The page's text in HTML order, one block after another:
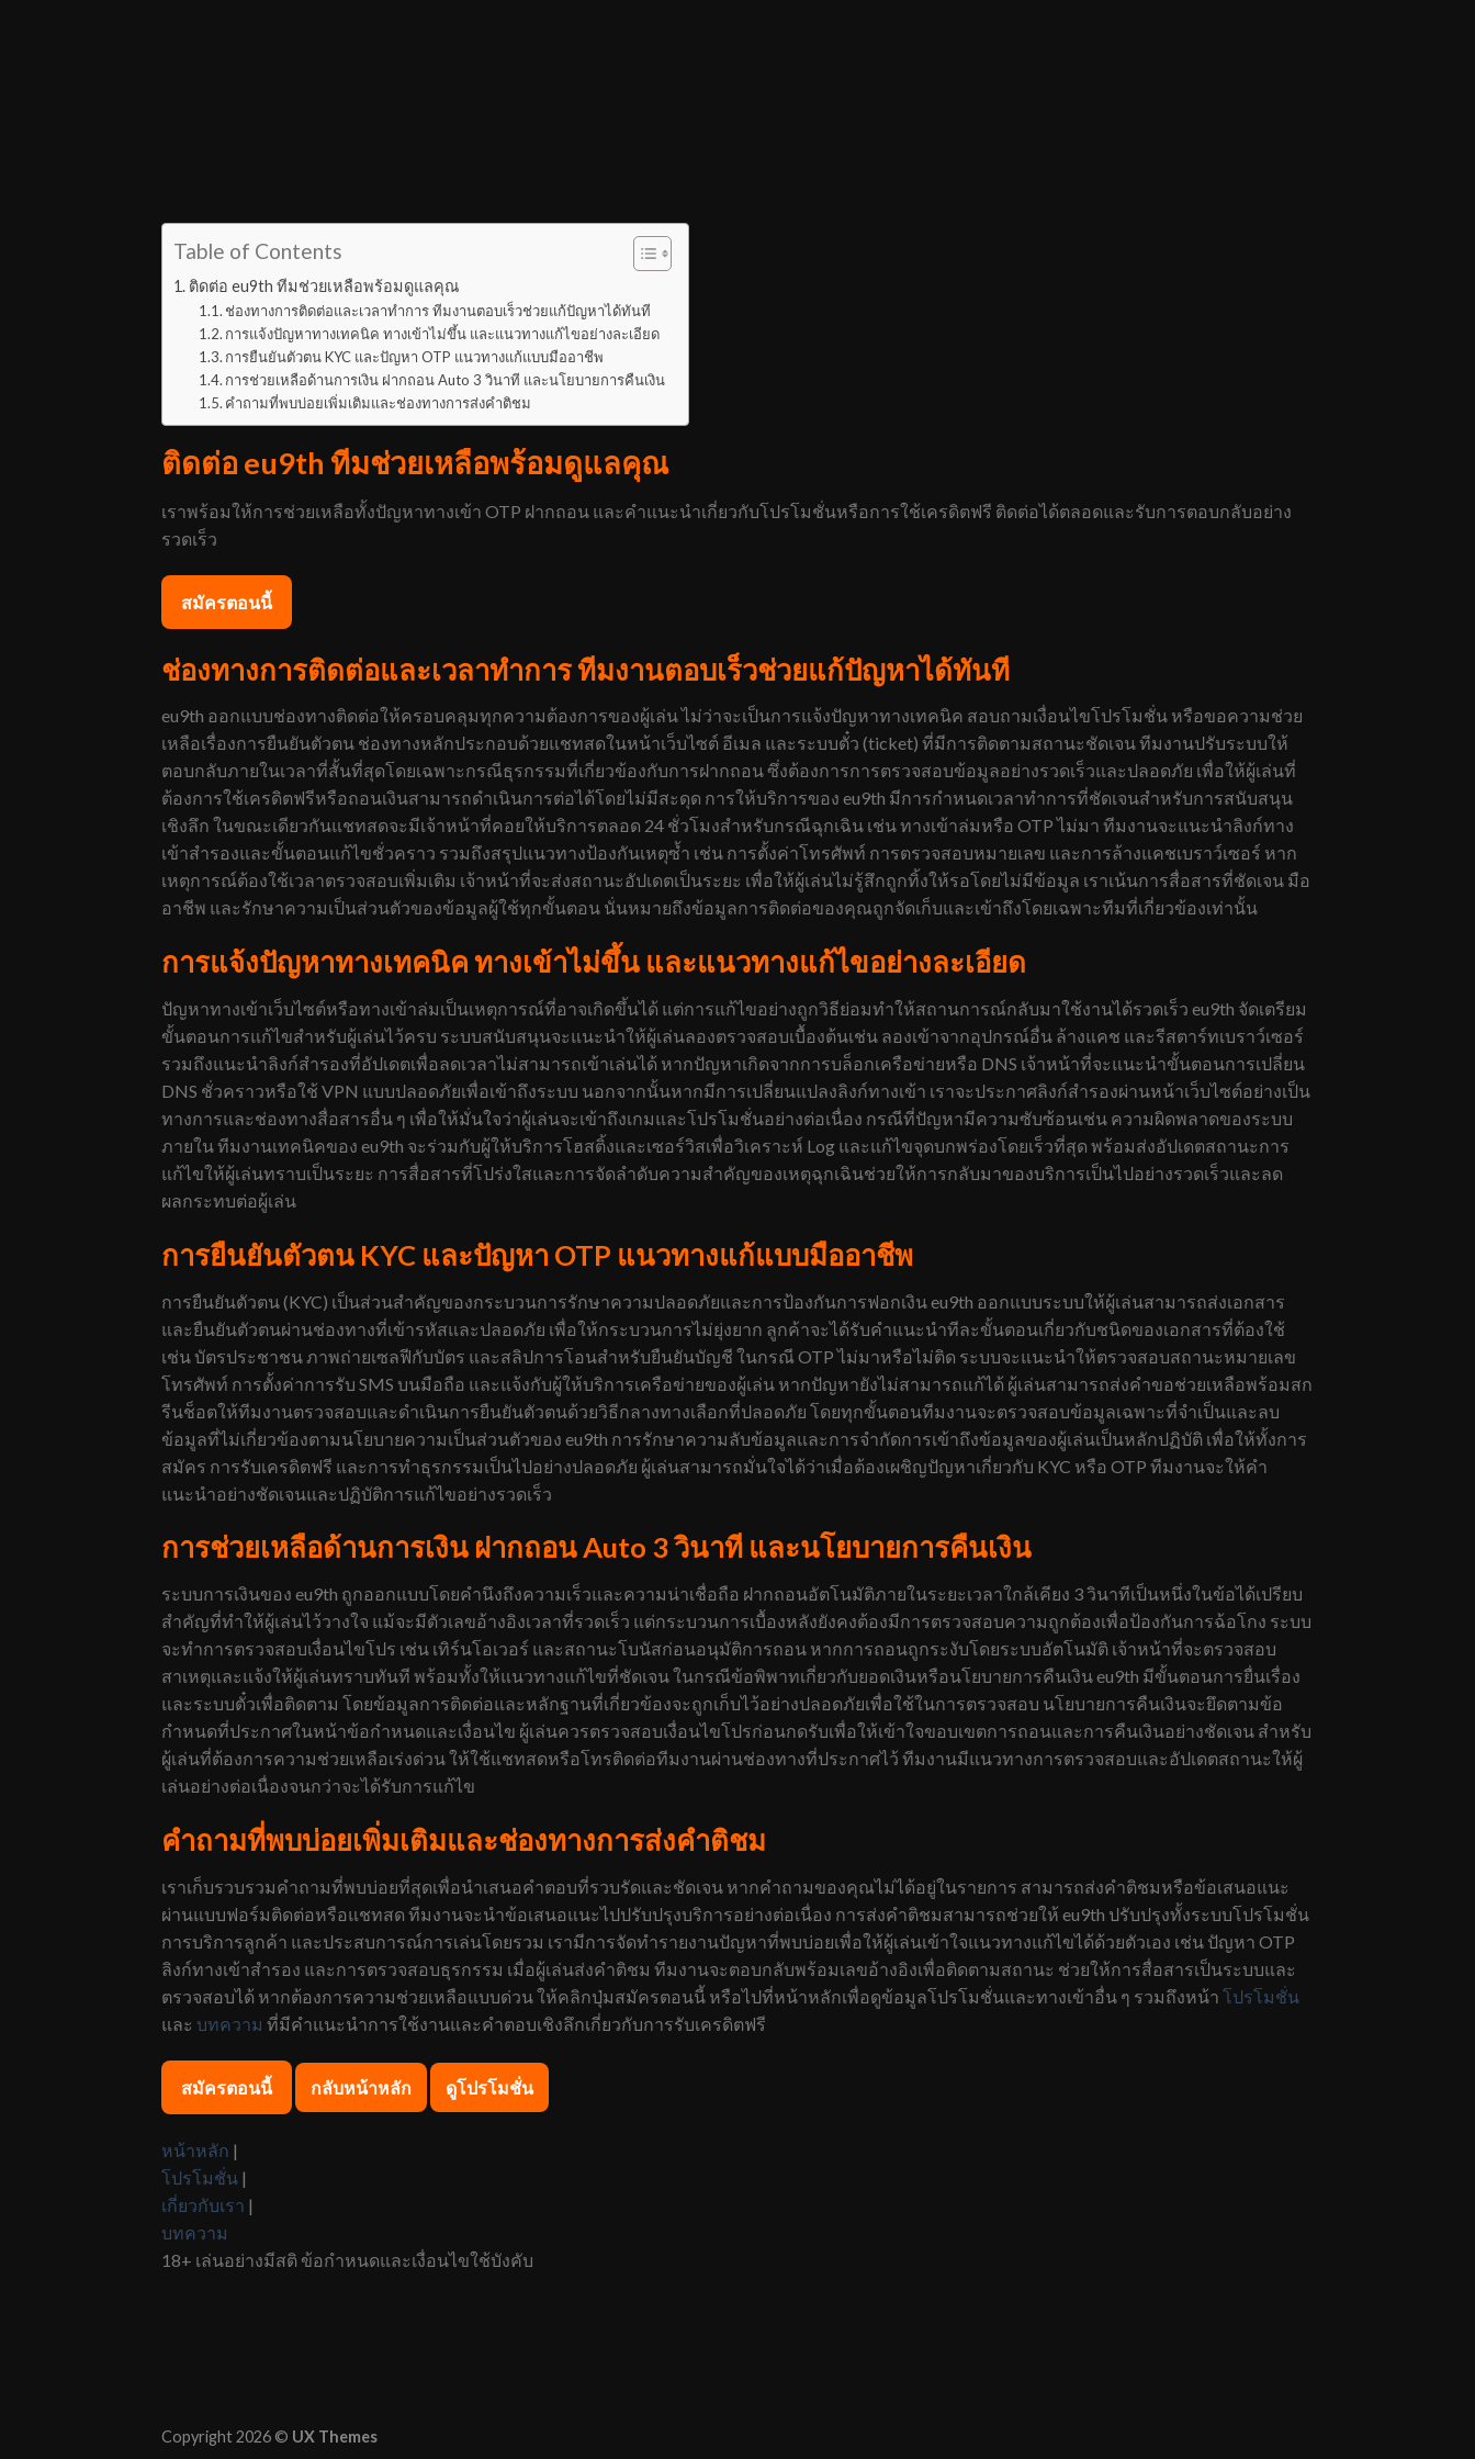
Table of Contents
ติดต่อ eu9th ทีมช่วยเหลือพร้อมดูแลคุณ
ช่องทางการติดต่อและเวลาทำการ ทีมงานตอบเร็วช่วยแก้ปัญหาได้ทันที
การแจ้งปัญหาทางเทคนิค ทางเข้าไม่ขึ้น และแนวทางแก้ไขอย่างละเอียด
การยืนยันตัวตน KYC และปัญหา OTP แนวทางแก้แบบมืออาชีพ
การช่วยเหลือด้านการเงิน ฝากถอน Auto 3 วินาที และนโยบายการคืนเงิน
คำถามที่พบบ่อยเพิ่มเติมและช่องทางการส่งคำติชม
ติดต่อ eu9th ทีมช่วยเหลือพร้อมดูแลคุณ
เราพร้อมให้การช่วยเหลือทั้งปัญหาทางเข้า OTP ฝากถอน และคำแนะนำเกี่ยวกับโปรโมชั่นหรือการใช้เครดิตฟรี ติดต่อได้ตลอดและรับการตอบกลับอย่าง
รวดเร็ว
สมัครตอนนี้
ช่องทางการติดต่อและเวลาทำการ ทีมงานตอบเร็วช่วยแก้ปัญหาได้ทันที
eu9th ออกแบบช่องทางติดต่อให้ครอบคลุมทุกความต้องการของผู้เล่น ไม่ว่าจะเป็นการแจ้งปัญหาทางเทคนิค สอบถามเงื่อนไขโปรโมชั่น หรือขอความช่วย
เหลือเรื่องการยืนยันตัวตน ช่องทางหลักประกอบด้วยแชทสดในหน้าเว็บไซต์ อีเมล และระบบตั๋ว (ticket) ที่มีการติดตามสถานะชัดเจน ทีมงานปรับระบบให้
ตอบกลับภายในเวลาที่สั้นที่สุดโดยเฉพาะกรณีธุรกรรมที่เกี่ยวข้องกับการฝากถอน ซึ่งต้องการการตรวจสอบข้อมูลอย่างรวดเร็วและปลอดภัย เพื่อให้ผู้เล่นที่
ต้องการใช้เครดิตฟรีหรือถอนเงินสามารถดำเนินการต่อได้โดยไม่มีสะดุด การให้บริการของ eu9th มีการกำหนดเวลาทำการที่ชัดเจนสำหรับการสนับสนุน
เชิงลึก ในขณะเดียวกันแชทสดจะมีเจ้าหน้าที่คอยให้บริการตลอด 24 ชั่วโมงสำหรับกรณีฉุกเฉิน เช่น ทางเข้าล่มหรือ OTP ไม่มา ทีมงานจะแนะนำลิงก์ทาง
เข้าสำรองและขั้นตอนแก้ไขชั่วคราว รวมถึงสรุปแนวทางป้องกันเหตุซ้ำ เช่น การตั้งค่าโทรศัพท์ การตรวจสอบหมายเลข และการล้างแคชเบราว์เซอร์ หาก
เหตุการณ์ต้องใช้เวลาตรวจสอบเพิ่มเติม เจ้าหน้าที่จะส่งสถานะอัปเดตเป็นระยะ เพื่อให้ผู้เล่นไม่รู้สึกถูกทิ้งให้รอโดยไม่มีข้อมูล เราเน้นการสื่อสารที่ชัดเจน มือ
อาชีพ และรักษาความเป็นส่วนตัวของข้อมูลผู้ใช้ทุกขั้นตอน นั่นหมายถึงข้อมูลการติดต่อของคุณถูกจัดเก็บและเข้าถึงโดยเฉพาะทีมที่เกี่ยวข้องเท่านั้น
การแจ้งปัญหาทางเทคนิค ทางเข้าไม่ขึ้น และแนวทางแก้ไขอย่างละเอียด
ปัญหาทางเข้าเว็บไซต์หรือทางเข้าล่มเป็นเหตุการณ์ที่อาจเกิดขึ้นได้ แต่การแก้ไขอย่างถูกวิธีย่อมทำให้สถานการณ์กลับมาใช้งานได้รวดเร็ว eu9th จัดเตรียม
ขั้นตอนการแก้ไขสำหรับผู้เล่นไว้ครบ ระบบสนับสนุนจะแนะนำให้ผู้เล่นลองตรวจสอบเบื้องต้นเช่น ลองเข้าจากอุปกรณ์อื่น ล้างแคช และรีสตาร์ทเบราว์เซอร์
รวมถึงแนะนำลิงก์สำรองที่อัปเดตเพื่อลดเวลาไม่สามารถเข้าเล่นได้ หากปัญหาเกิดจากการบล็อกเครือข่ายหรือ DNS เจ้าหน้าที่จะแนะนำขั้นตอนการเปลี่ยน
DNS ชั่วคราวหรือใช้ VPN แบบปลอดภัยเพื่อเข้าถึงระบบ นอกจากนั้นหากมีการเปลี่ยนแปลงลิงก์ทางเข้า เราจะประกาศลิงก์สำรองผ่านหน้าเว็บไซต์อย่างเป็น
ทางการและช่องทางสื่อสารอื่น ๆ เพื่อให้มั่นใจว่าผู้เล่นจะเข้าถึงเกมและโปรโมชั่นอย่างต่อเนื่อง กรณีที่ปัญหามีความซับซ้อนเช่น ความผิดพลาดของระบบ
ภายใน ทีมงานเทคนิคของ eu9th จะร่วมกับผู้ให้บริการโฮสติ้งและเซอร์วิสเพื่อวิเคราะห์ Log และแก้ไขจุดบกพร่องโดยเร็วที่สุด พร้อมส่งอัปเดตสถานะการ
แก้ไขให้ผู้เล่นทราบเป็นระยะ การสื่อสารที่โปร่งใสและการจัดลำดับความสำคัญของเหตุฉุกเฉินช่วยให้การกลับมาของบริการเป็นไปอย่างรวดเร็วและลด
ผลกระทบต่อผู้เล่น
การยืนยันตัวตน KYC และปัญหา OTP แนวทางแก้แบบมืออาชีพ
การยืนยันตัวตน (KYC) เป็นส่วนสำคัญของกระบวนการรักษาความปลอดภัยและการป้องกันการฟอกเงิน eu9th ออกแบบระบบให้ผู้เล่นสามารถส่งเอกสาร
และยืนยันตัวตนผ่านช่องทางที่เข้ารหัสและปลอดภัย เพื่อให้กระบวนการไม่ยุ่งยาก ลูกค้าจะได้รับคำแนะนำทีละขั้นตอนเกี่ยวกับชนิดของเอกสารที่ต้องใช้
เช่น บัตรประชาชน ภาพถ่ายเซลฟีกับบัตร และสลิปการโอนสำหรับยืนยันบัญชี ในกรณี OTP ไม่มาหรือไม่ติด ระบบจะแนะนำให้ตรวจสอบสถานะหมายเลข
โทรศัพท์ การตั้งค่าการรับ SMS บนมือถือ และแจ้งกับผู้ให้บริการเครือข่ายของผู้เล่น หากปัญหายังไม่สามารถแก้ได้ ผู้เล่นสามารถส่งคำขอช่วยเหลือพร้อมสก
รีนช็อตให้ทีมงานตรวจสอบและดำเนินการยืนยันตัวตนด้วยวิธีกลางทางเลือกที่ปลอดภัย โดยทุกขั้นตอนทีมงานจะตรวจสอบข้อมูลเฉพาะที่จำเป็นและลบ
ข้อมูลที่ไม่เกี่ยวข้องตามนโยบายความเป็นส่วนตัวของ eu9th การรักษาความลับข้อมูลและการจำกัดการเข้าถึงข้อมูลของผู้เล่นเป็นหลักปฏิบัติ เพื่อให้ทั้งการ
สมัคร การรับเครดิตฟรี และการทำธุรกรรมเป็นไปอย่างปลอดภัย ผู้เล่นสามารถมั่นใจได้ว่าเมื่อต้องเผชิญปัญหาเกี่ยวกับ KYC หรือ OTP ทีมงานจะให้คำ
แนะนำอย่างชัดเจนและปฏิบัติการแก้ไขอย่างรวดเร็ว
การช่วยเหลือด้านการเงิน ฝากถอน Auto 3 วินาที และนโยบายการคืนเงิน
ระบบการเงินของ eu9th ถูกออกแบบโดยคำนึงถึงความเร็วและความน่าเชื่อถือ ฝากถอนอัตโนมัติภายในระยะเวลาใกล้เคียง 3 วินาทีเป็นหนึ่งในข้อได้เปรียบ
สำคัญที่ทำให้ผู้เล่นไว้วางใจ แม้จะมีตัวเลขอ้างอิงเวลาที่รวดเร็ว แต่กระบวนการเบื้องหลังยังคงต้องมีการตรวจสอบความถูกต้องเพื่อป้องกันการฉ้อโกง ระบบ
จะทำการตรวจสอบเงื่อนไขโปร เช่น เทิร์นโอเวอร์ และสถานะโบนัสก่อนอนุมัติการถอน หากการถอนถูกระงับโดยระบบอัตโนมัติ เจ้าหน้าที่จะตรวจสอบ
สาเหตุและแจ้งให้ผู้เล่นทราบทันที พร้อมทั้งให้แนวทางแก้ไขที่ชัดเจน ในกรณีข้อพิพาทเกี่ยวกับยอดเงินหรือนโยบายการคืนเงิน eu9th มีขั้นตอนการยื่นเรื่อง
และระบบตั๋วเพื่อติดตาม โดยข้อมูลการติดต่อและหลักฐานที่เกี่ยวข้องจะถูกเก็บไว้อย่างปลอดภัยเพื่อใช้ในการตรวจสอบ นโยบายการคืนเงินจะยึดตามข้อ
กำหนดที่ประกาศในหน้าข้อกำหนดและเงื่อนไข ผู้เล่นควรตรวจสอบเงื่อนไขโปรก่อนกดรับเพื่อให้เข้าใจขอบเขตการถอนและการคืนเงินอย่างชัดเจน สำหรับ
ผู้เล่นที่ต้องการความช่วยเหลือเร่งด่วน ให้ใช้แชทสดหรือโทรติดต่อทีมงานผ่านช่องทางที่ประกาศไว้ ทีมงานมีแนวทางการตรวจสอบและอัปเดตสถานะให้ผู้
เล่นอย่างต่อเนื่องจนกว่าจะได้รับการแก้ไข
คำถามที่พบบ่อยเพิ่มเติมและช่องทางการส่งคำติชม
เราเก็บรวบรวมคำถามที่พบบ่อยที่สุดเพื่อนำเสนอคำตอบที่รวบรัดและชัดเจน หากคำถามของคุณไม่ได้อยู่ในรายการ สามารถส่งคำติชมหรือข้อเสนอแนะ
ผ่านแบบฟอร์มติดต่อหรือแชทสด ทีมงานจะนำข้อเสนอแนะไปปรับปรุงบริการอย่างต่อเนื่อง การส่งคำติชมสามารถช่วยให้ eu9th ปรับปรุงทั้งระบบโปรโมชั่น
การบริการลูกค้า และประสบการณ์การเล่นโดยรวม เรามีการจัดทำรายงานปัญหาที่พบบ่อยเพื่อให้ผู้เล่นเข้าใจแนวทางแก้ไขได้ด้วยตัวเอง เช่น ปัญหา OTP
ลิงก์ทางเข้าสำรอง และการตรวจสอบธุรกรรม เมื่อผู้เล่นส่งคำติชม ทีมงานจะตอบกลับพร้อมเลขอ้างอิงเพื่อติดตามสถานะ ช่วยให้การสื่อสารเป็นระบบและ
ตรวจสอบได้ หากต้องการความช่วยเหลือแบบด่วน ให้คลิกปุ่มสมัครตอนนี้ หรือไปที่หน้าหลักเพื่อดูข้อมูลโปรโมชั่นและทางเข้าอื่น ๆ รวมถึงหน้า โปรโมชั่น
และ บทความ ที่มีคำแนะนำการใช้งานและคำตอบเชิงลึกเกี่ยวกับการรับเครดิตฟรี
สมัครตอนนี้ กลับหน้าหลัก ดูโปรโมชั่น
หน้าหลัก |
โปรโมชั่น |
เกี่ยวกับเรา |
บทความ
18+ เล่นอย่างมีสติ ข้อกำหนดและเงื่อนไขใช้บังคับ
Copyright 2026 © UX Themes